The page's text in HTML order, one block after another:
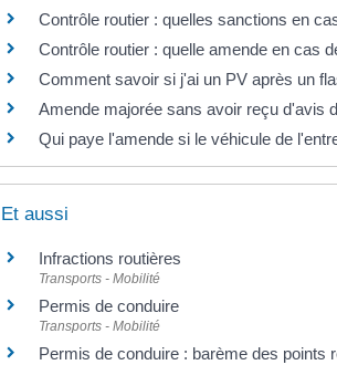
Contrôle routier : quelles sanctions en
Contrôle routier : quelle amende en cas
Comment savoir si j'ai un PV après un
Amende majorée sans avoir reçu d'avis
Qui paye l'amende si le véhicule de
Et aussi
Infractions routières
Transports - Mobilité
Permis de conduire
Transports - Mobilité
Permis de conduire : barème des points